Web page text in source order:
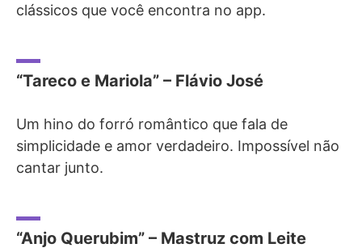
clássicos que você encontra no app.
“Tareco e Mariola” – Flávio José
Um hino do forró romântico que fala de
simplicidade e amor verdadeiro. Impossível não
cantar junto.
“Anjo Querubim” – Mastruz com Leite